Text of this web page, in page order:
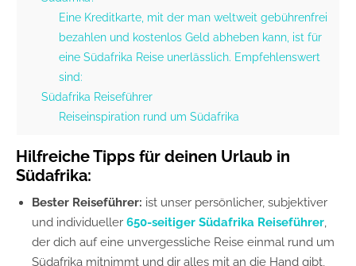
Eine Kreditkarte, mit der man weltweit gebührenfrei
bezahlen und kostenlos Geld abheben kann, ist für
eine Südafrika Reise unerlässlich. Empfehlenswert
sind:
Südafrika Reiseführer
Reiseinspiration rund um Südafrika
Hilfreiche Tipps für deinen Urlaub in
Südafrika:
Bester Reiseführer: ist unser persönlicher, subjektiver
und individueller 650-seitiger Südafrika Reiseführer,
der dich auf eine unvergessliche Reise einmal rund um
Südafrika mitnimmt und dir alles mit an die Hand gibt,